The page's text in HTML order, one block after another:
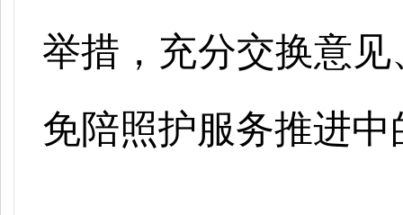
举措，充分交换意
免陪照护服务推进